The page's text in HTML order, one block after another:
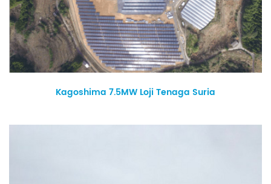
Kagoshima 7.5MW Loji Tenaga Suria